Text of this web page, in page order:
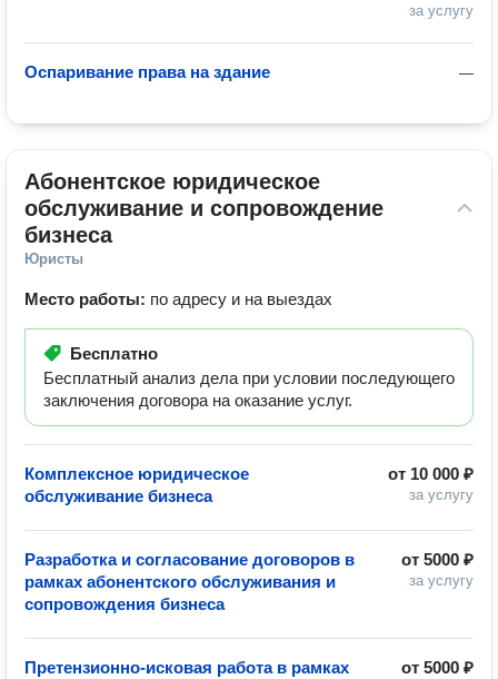
за услугу
—
Оспаривание права на здание
Абонентское юридическое
обслуживание и сопровождение
бизнеса
Юристы
Место работы: по адресу и на выездах
Бесплатно
Бесплатный анализ дела при условии последующего
заключения договора на оказание услуг.
от 10 000 ₽
за услугу
Комплексное юридическое
обслуживание бизнеса
от 5000 ₽
за услугу
Разработка и согласование договоров в
рамках абонентского обслуживания и
сопровождения бизнеса
от 5000 ₽
Претензионно-исковая работа в рамках